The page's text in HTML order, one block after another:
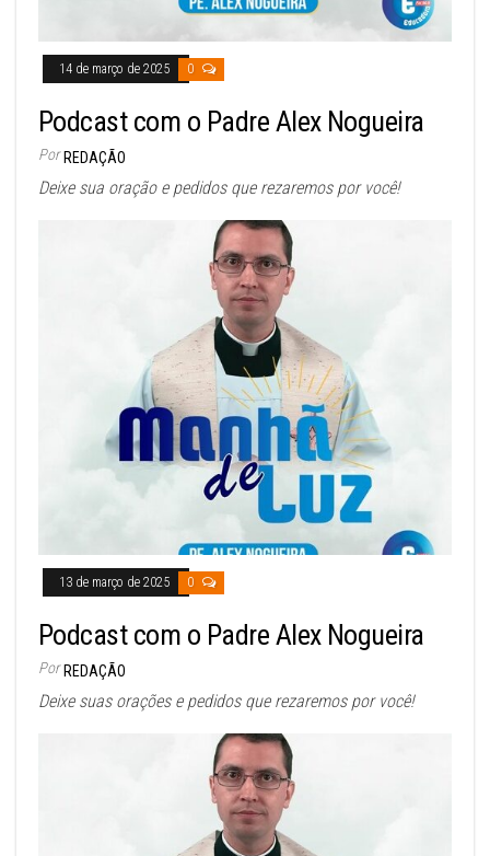
14 de março de 2025 0
Podcast com o Padre Alex Nogueira
Por REDAÇÃO
Deixe sua oração e pedidos que rezaremos por você!
13 de março de 2025 0
Podcast com o Padre Alex Nogueira
Por REDAÇÃO
Deixe suas orações e pedidos que rezaremos por você!